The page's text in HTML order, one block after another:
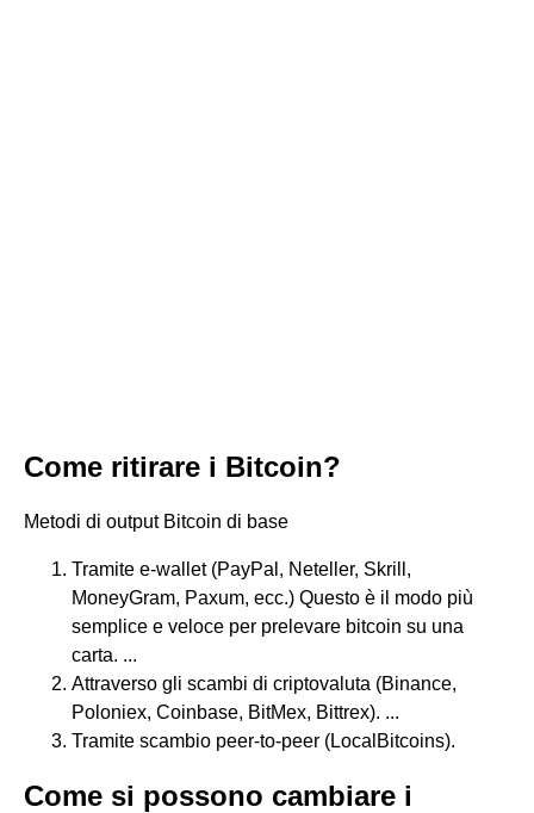
Come ritirare i Bitcoin?
Metodi di output Bitcoin di base
Tramite e-wallet (PayPal, Neteller, Skrill,
MoneyGram, Paxum, ecc.) Questo è il modo più
semplice e veloce per prelevare bitcoin su una
carta. ...
Attraverso gli scambi di criptovaluta (Binance,
Poloniex, Coinbase, BitMex, Bittrex). ...
Tramite scambio peer-to-peer (LocalBitcoins).
Come si possono cambiare i